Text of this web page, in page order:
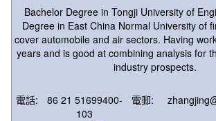
Bachelor Degree in Tongji University of
Degree in East China Normal University of
cover automobile and air sectors. Having
years and is good at combining analysis for
industry prospects.
電話:
86 21 51699400-
103
電郵: